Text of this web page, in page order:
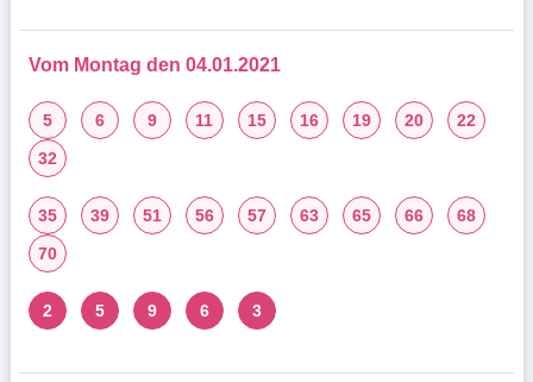
Vom Montag den 04.01.2021
5 6 9 11 15 16 19 20
22
32
35 39 51 56 57 63 65 66
68
70
2 5 9 6 3